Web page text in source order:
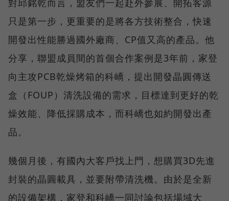
對邱銘乾而言，盟友們一起赴外參展、開拓客源
只是第一步，更重要的是將各方技術整合，快速
開發出性能勝過國外廠商、CP值又高的產品。他
分享，聯盟成員間的首個合作案例是3年前，家登
向主攻PCB乾燥烤箱的科嶠，提出開發晶圓傳送
盒（FOUP）清洗設備的需求，目標達到更好的乾
燥效能、降低採購成本，而科嶠也如約開發出產
品。
幾個月後，有國內大客戶找上門，想購買3D先進
封裝的晶圓載具，並要附帶清洗機。由於是全新
的設備架構，家登和科嶠一同討論包括場域大